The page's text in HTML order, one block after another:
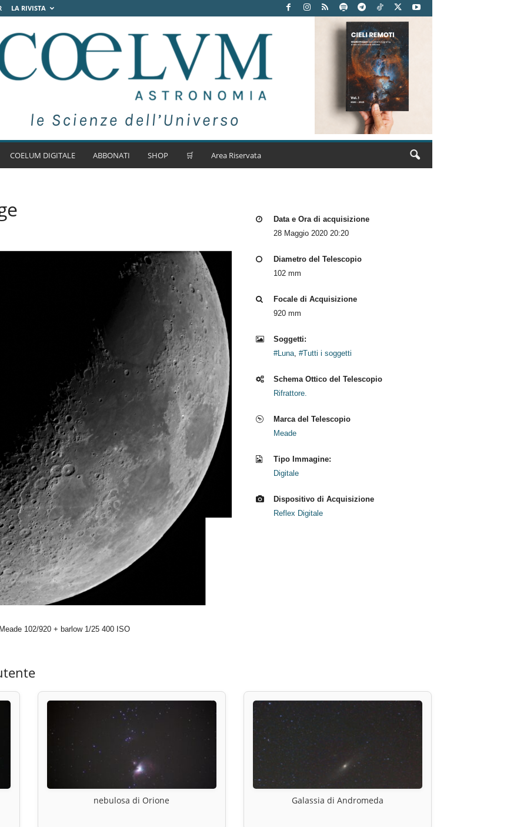
LA RIVISTA
COELUM DIGITALE ABBONATI SHOP 🛒 Area Riservata
102/920 + barlow 1/25 400 ISO
Data e Ora di acquisizione
28 Maggio 2020 20:20
Diametro del Telescopio
102 mm
Focale di Acquisizione
920 mm
Soggetti:
#Luna, #Tutti i soggetti
Schema Ottico del Telescopio
Rifrattore.
Marca del Telescopio
Meade
Tipo Immagine:
Digitale
Dispositivo di Acquisizione
Reflex Digitale
nebulosa di Orione Galassia di Andromeda